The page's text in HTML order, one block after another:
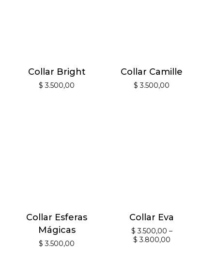
Collar Bright
$ 3.500,00
Collar Camille
$ 3.500,00
Collar Esferas
Mágicas
$ 3.500,00
Collar Eva
$ 3.500,00 –
$ 3.800,00